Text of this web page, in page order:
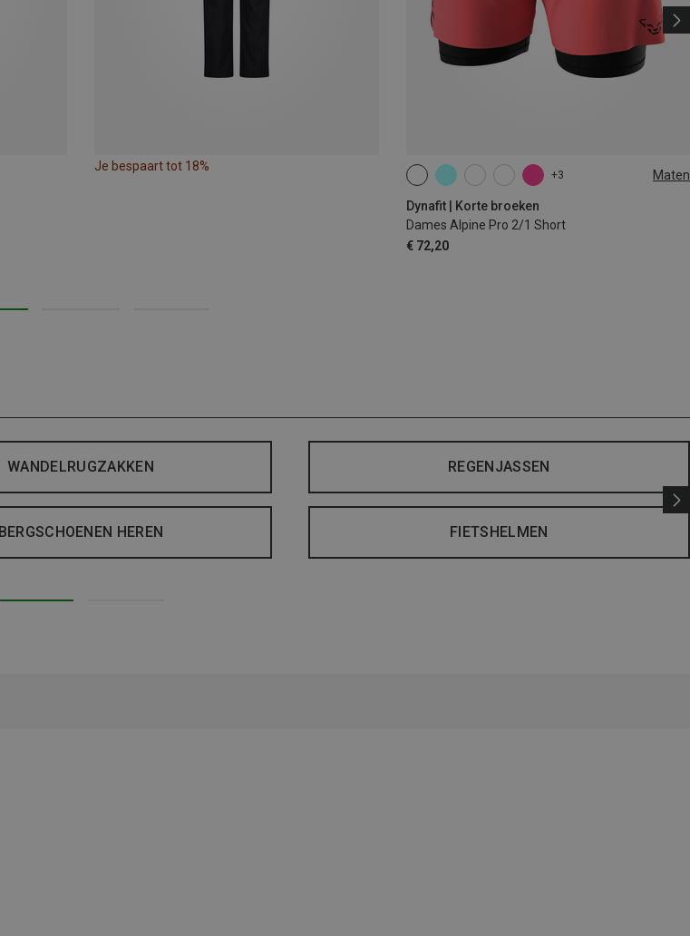
Je bespaart tot 18%
+3 Maten
Dynafit | Korte broeken
Dames Alpine Pro 2/1 Short
€ 72,20
XS S M XL
WANDELRUGZAKKEN REGENJASSEN
BERGSCHOENEN HEREN FIETSHELMEN